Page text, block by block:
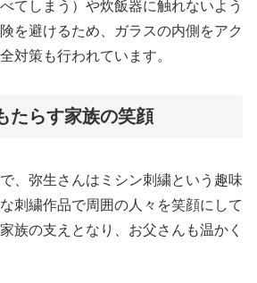
てしまう）や炊飯器に触れないよう
を避けるため、ガラスの内側をアク
対策も行われています。
たらす家族の笑顔
、弥生さんはミシン刺繍という趣味
刺繍作品で周囲の人々を笑顔にして
族の支えとなり、お父さんも温かく